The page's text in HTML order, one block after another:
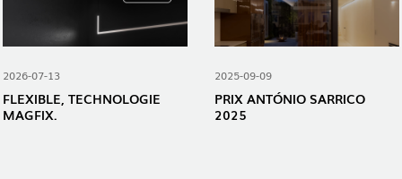
2026-07-13
FLEXIBLE, TECHNOLOGIE
MAGFIX.
2025-09-09
PRIX ​​ANTÓNIO SARRICO
2025